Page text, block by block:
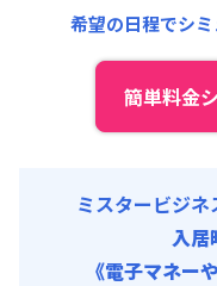
その他費用 :
24,000円/月
契約事務手数料 : 5,000円/
希望の日程でシ
簡単料金
ミスタービジ
入居
《電子マネー